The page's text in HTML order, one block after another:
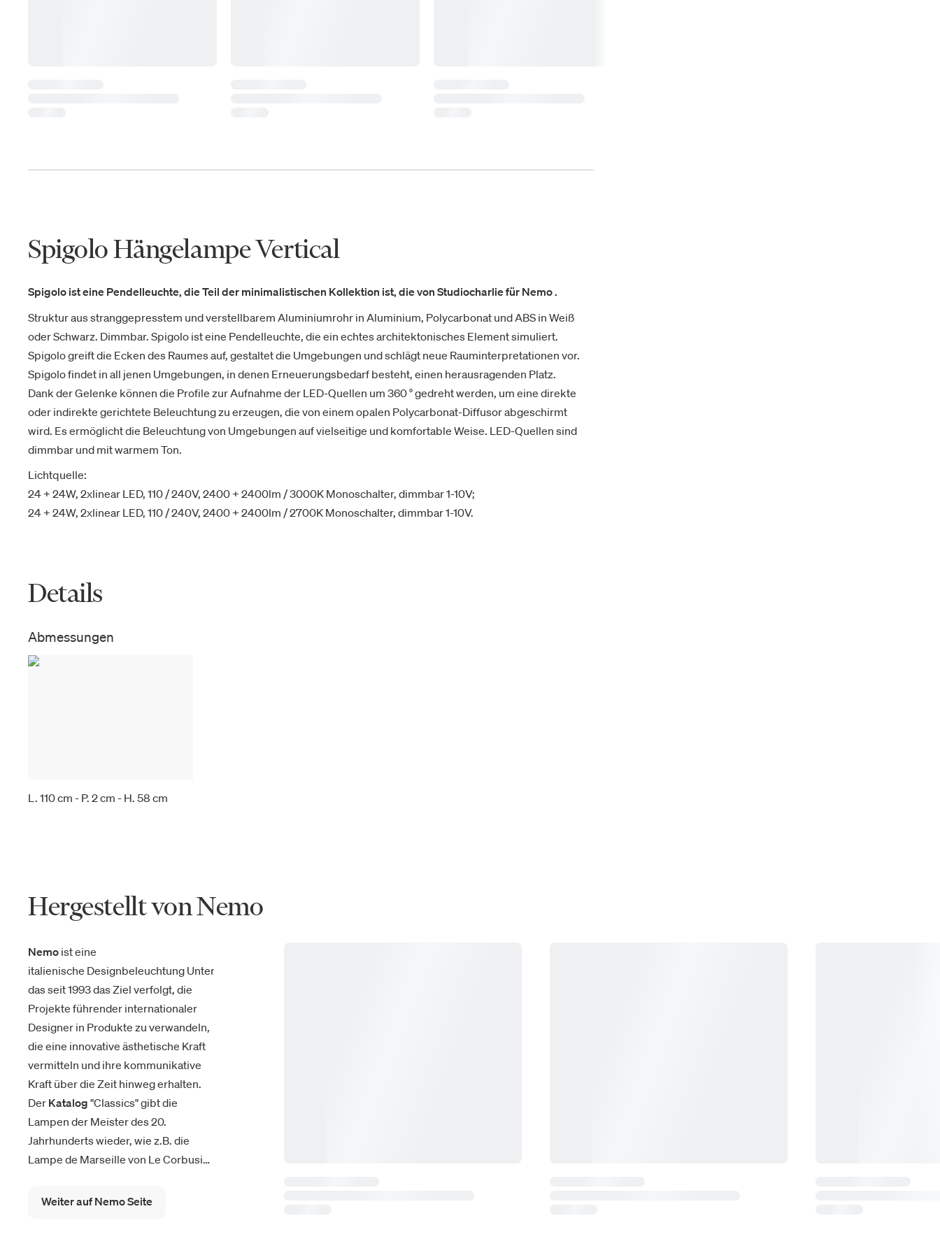
Spigolo Hängelampe Vertical
Spigolo ist eine Pendelleuchte, die Teil der minimalistischen Kollektion ist, die von Studiocharlie für Nemo .
Struktur aus stranggepresstem und verstellbarem Aluminiumrohr in Aluminium, Polycarbonat und ABS in Weiß
oder Schwarz. Dimmbar. Spigolo ist eine Pendelleuchte, die ein echtes architektonisches Element simuliert.
Spigolo greift die Ecken des Raumes auf, gestaltet die Umgebungen und schlägt neue Rauminterpretationen vor.
Spigolo findet in all jenen Umgebungen, in denen Erneuerungsbedarf besteht, einen herausragenden Platz.
Dank der Gelenke können die Profile zur Aufnahme der LED-Quellen um 360 ° gedreht werden, um eine direkte
oder indirekte gerichtete Beleuchtung zu erzeugen, die von einem opalen Polycarbonat-Diffusor abgeschirmt
wird. Es ermöglicht die Beleuchtung von Umgebungen auf vielseitige und komfortable Weise. LED-Quellen sind
dimmbar und mit warmem Ton.
Lichtquelle:
24 + 24W, 2xlinear LED, 110 / 240V, 2400 + 2400lm / 3000K Monoschalter, dimmbar 1-10V;
24 + 24W, 2xlinear LED, 110 / 240V, 2400 + 2400lm / 2700K Monoschalter, dimmbar 1-10V.
Details
Abmessungen
L. 110 cm - P. 2 cm - H. 58 cm
Hergestellt von Nemo
Nemo ist eine
italienische Designbeleuchtung Unternehmen,
das seit 1993 das Ziel verfolgt, die
Projekte führender internationaler
Designer in Produkte zu verwandeln,
die eine innovative ästhetische Kraft
vermitteln und ihre kommunikative
Kraft über die Zeit hinweg erhalten.
Der Katalog "Classics" gibt die
Lampen der Meister des 20.
Jahrhunderts wieder, wie z.B. die
Lampe de Marseille von Le Corbusier
für die Ausdruckskraft der
Weiter auf Nemo Seite